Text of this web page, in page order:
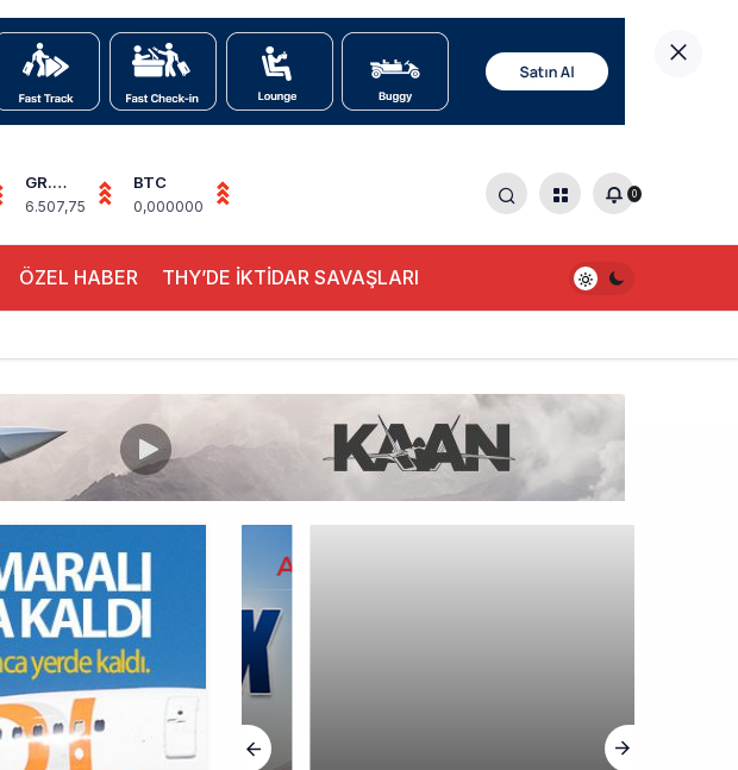
GR.
ALTIN
6.507,75
BTC
0,000000
0
ÖZEL HABER THY’DE İKTİDAR SAVAŞLARI